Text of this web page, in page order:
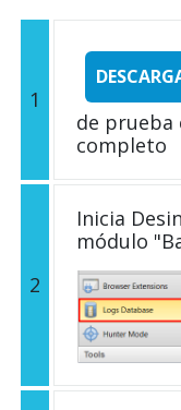
1
de prueba
completo
2
Inicia
módulo